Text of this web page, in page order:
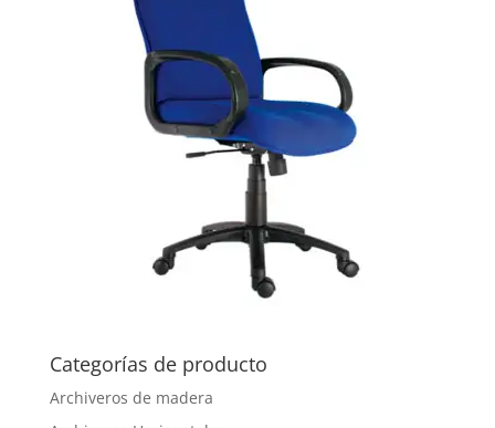
Categorías de producto
Archiveros de madera